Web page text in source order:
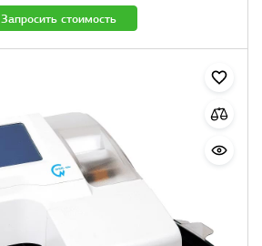
Запросить стоимость